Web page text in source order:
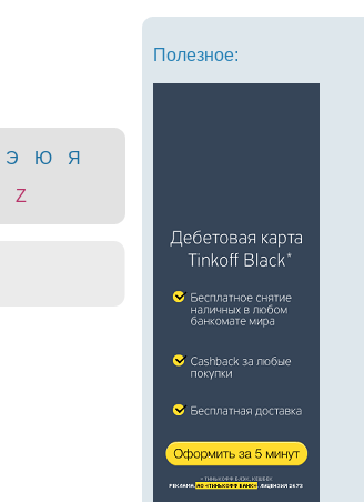
Э Ю
Я
Z
Полезное: